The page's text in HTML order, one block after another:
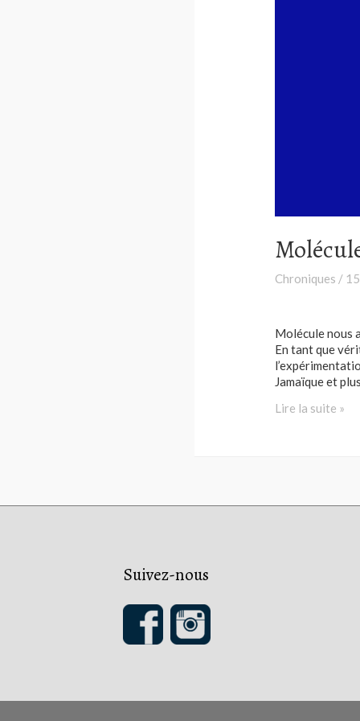
Chroniques /
Molécule nous
En tant que
Jamaïque et
Molécule
Lire la suite »
Suivez-nous